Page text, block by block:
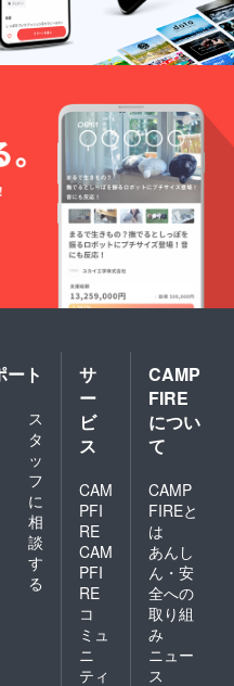
ート
ス
タ
ッ
フ
に
相
談
す
る
サ
ー
ビ
ス
CAM
PFI
RE
CAM
PFI
RE
コ
ミュ
ニ
ティ
CAMP
FIRE
につい
て
CAMP
FIREと
は
あんし
ん・安
全への
取り組
み
ニュー
ス